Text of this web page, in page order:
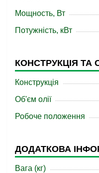
Мощность, Вт
Потужність, кВт
КОНСТРУКЦІЯ ТА
Конструкція
Об'єм олії
Робоче положення
ДОДАТКОВА
Вага (кг)